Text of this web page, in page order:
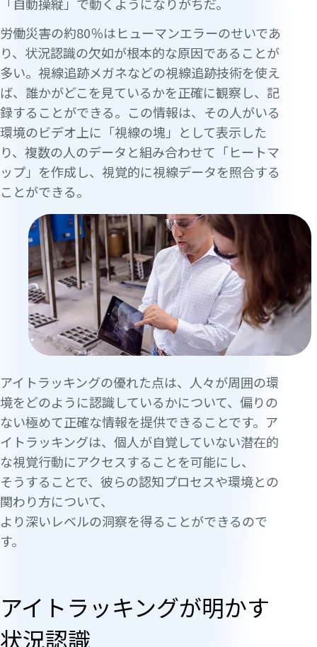
「自動操縦」で動くようになりがちだ。
労働災害の約80％はヒューマンエラーのせいであ
り、状況認識の欠如が根本的な原因であることが
多い。視線追跡メガネなどの視線追跡技術を使え
ば、誰かがどこを見ているかを正確に観察し、記
録することができる。この情報は、その人がいる
環境のビデオ上に「視線の塊」として表示した
り、複数の人のデータと組み合わせて「ヒートマ
ップ」を作成し、視覚的に視線データを照合する
ことができる。
アイトラッキングの優れた点は、人々が周囲の環
境をどのように認識しているかについて、偏りの
ない極めて正確な情報を提供できることです。ア
イトラッキングは、個人が自覚していない潜在的
な視覚行動にアクセスすることを可能にし、
そうすることで、彼らの認知プロセスや環境との
関わり方について、
より深いレベルの洞察を得ることができるので
す。
アイトラッキングが明かす
状況認識